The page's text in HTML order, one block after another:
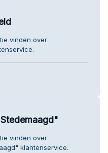
vinden over
vinden over
klantenservice.